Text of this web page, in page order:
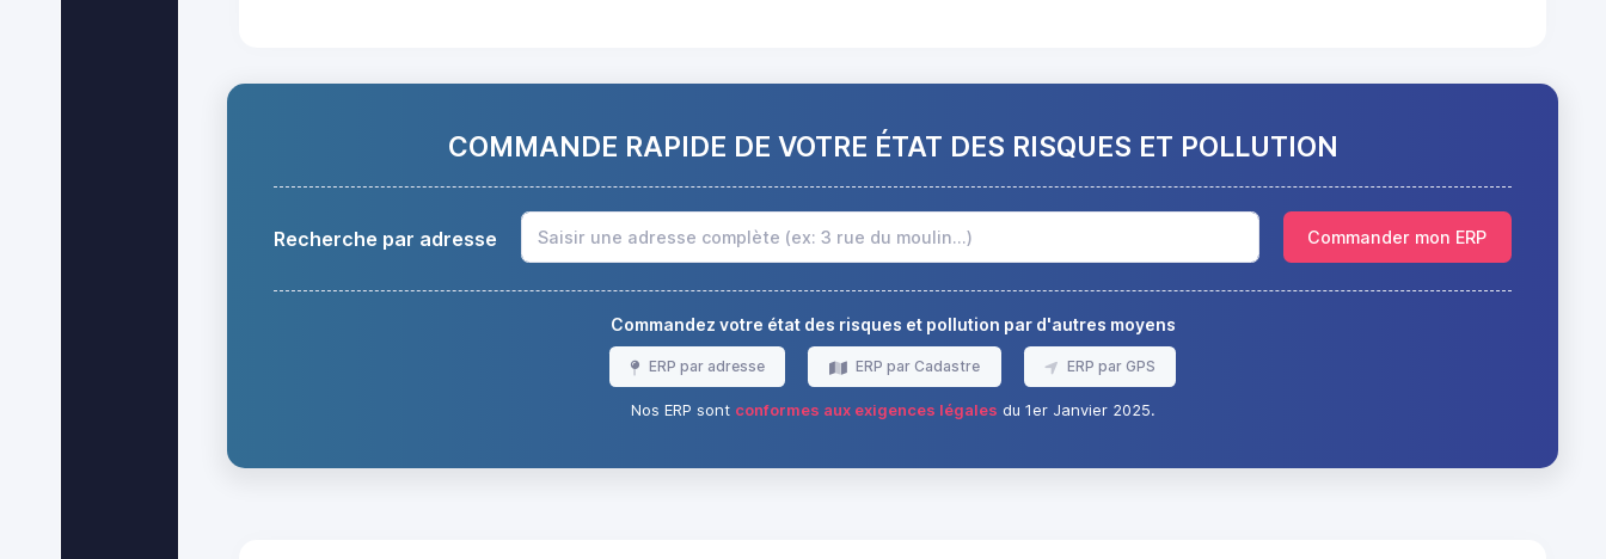
COMMANDE RAPIDE DE VOTRE ÉTAT DES RISQUES ET POLLUTION
Recherche par adresse Commander mon ERP
Commandez votre état des risques et pollution par d'autres moyens
ERP par adresse ERP par Cadastre ERP par GPS
Nos ERP sont conformes aux exigences légales du 1er Janvier 2025.